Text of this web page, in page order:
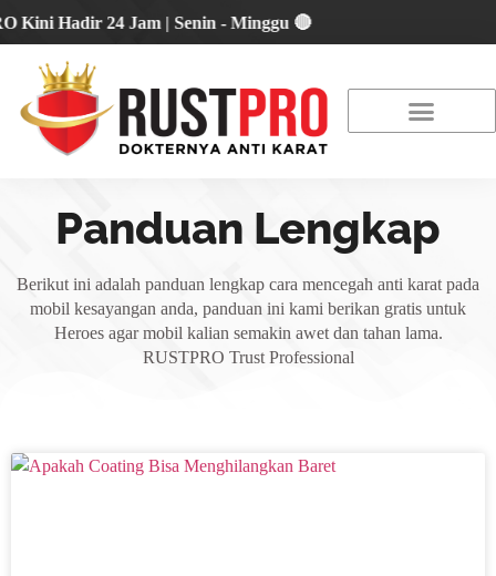
Hadir 24 Jam | Senin - Minggu 🔴
Panduan Lengkap
Berikut ini adalah panduan lengkap cara mencegah anti karat pada
mobil kesayangan anda, panduan ini kami berikan gratis untuk
Heroes agar mobil kalian semakin awet dan tahan lama.
RUSTPRO Trust Professional